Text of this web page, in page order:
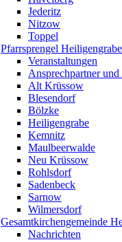
Jederitz
Nitzow
Toppel
Pfarrsprengel Heiligengrabe
Veranstaltungen
Ansprechpartner und
Alt Krüssow
Blesendorf
Bölzke
Heiligengrabe
Kemnitz
Maulbeerwalde
Neu Krüssow
Rohlsdorf
Sadenbeck
Sarnow
Wilmersdorf
Gesamtkirchengemeinde
Nachrichten